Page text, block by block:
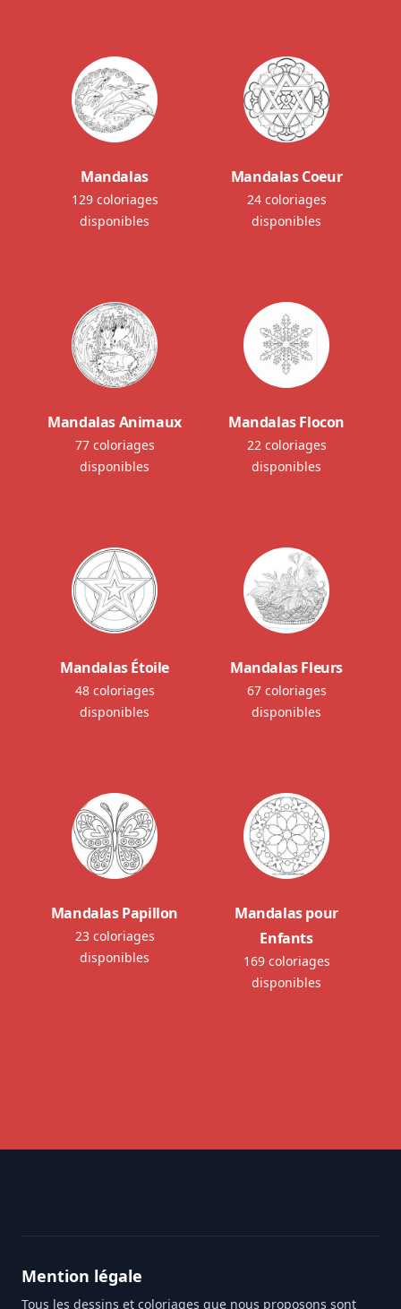
Mandalas
129 coloriages
disponibles
Mandalas Coeur
24 coloriages
disponibles
Mandalas Animaux
77 coloriages
disponibles
Mandalas Flocon
22 coloriages
disponibles
Mandalas Étoile
48 coloriages
disponibles
Mandalas Fleurs
67 coloriages
disponibles
Mandalas Papillon
23 coloriages
disponibles
Mandalas pour
Enfants
169 coloriages
disponibles
Mention légale
Tous les dessins et coloriages que nous proposons sont